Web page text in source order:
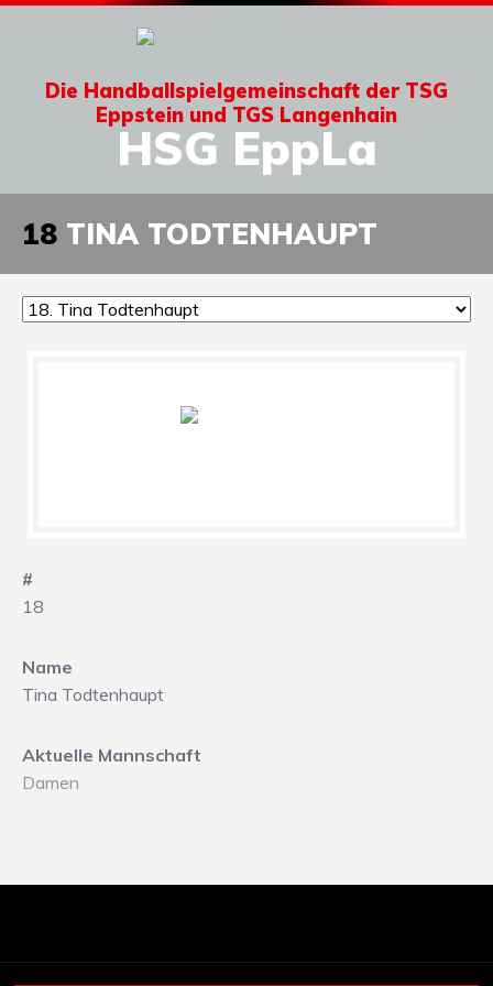
Die Handballspielgemeinschaft der TSG
Eppstein und TGS Langenhain
HSG EppLa
18 TINA TODTENHAUPT
#
18
Name
Tina Todtenhaupt
Aktuelle Mannschaft
Damen